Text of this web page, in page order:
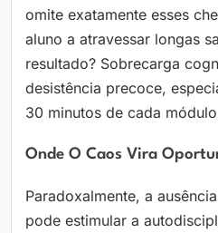
omite exatamente esses
aluno a atravessar longas
resultado? Sobrecarga
desistência precoce,
30 minutos de cada
Onde O Caos Vira
Paradoxalmente, a
pode estimular a